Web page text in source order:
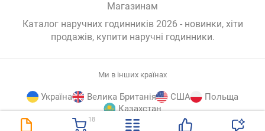
18
Магазинам
Каталог наручних годинників 2026 - новинки, хіти
продажів, купити наручні годинники.
Ми в інших країнах
Україна Велика Британія США
Польща
Казахстан